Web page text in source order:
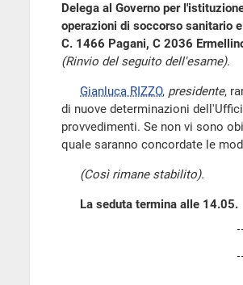
Delega al Governo per
operazioni di soccorso sanitario
C. 1466 Pagani, C 2036
(Rinvio del seguito dell'esame).
Gianluca RIZZO, presidente,
di nuove determinazioni
provvedimenti. Se non vi sono
quale saranno concordate le
(Così rimane stabilito).
La seduta termina alle 14.05.